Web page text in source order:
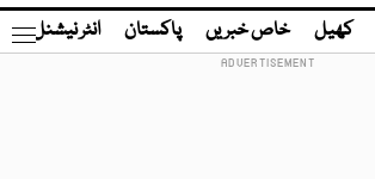
کھیل خاص خبریں پاکستان انٹر نیشنل